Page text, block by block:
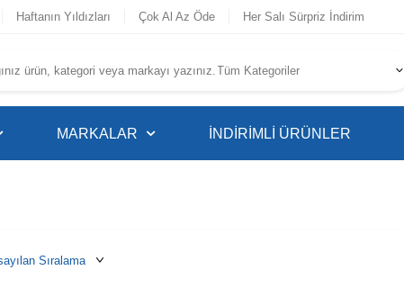
Haftanın Yıldızları Çok Al Az Öde Her Salı Sürpriz İndirim
MARKALAR İNDIRIMLI ÜRÜNLER